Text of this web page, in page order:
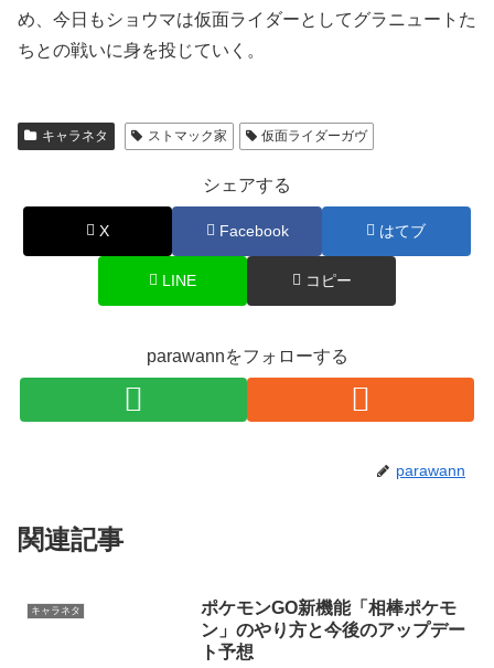
め、今日もショウマは仮面ライダーとしてグラニュートた
ちとの戦いに身を投じていく。
キャラネタ ストマック家 仮面ライダーガヴ
シェアする
X Facebook はてブ
LINE コピー
parawannをフォローする
parawann
関連記事
キャラネタ
ポケモンGO新機能「相棒ポケモ
ン」のやり方と今後のアップデー
ト予想